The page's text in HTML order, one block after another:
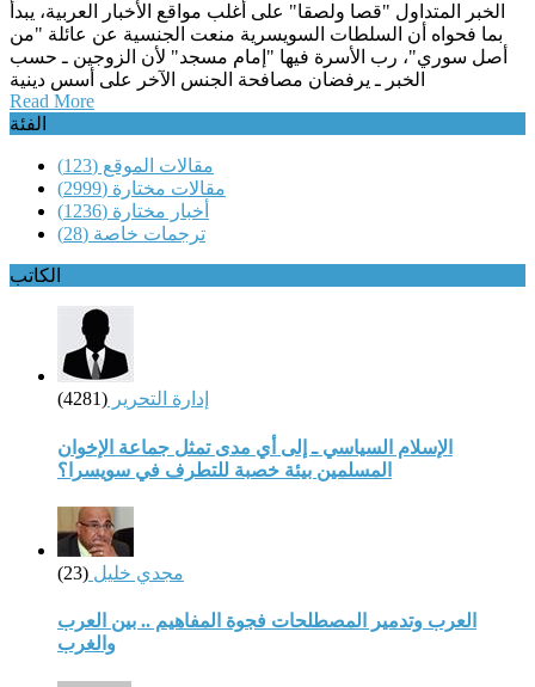
الخبر المتداول "قصا ولصقا" على أغلب مواقع الأخبار العربية، يبدأ
بما فحواه أن السلطات السويسرية منعت الجنسية عن عائلة "من
أصل سوري"، رب الأسرة فيها "إمام مسجد" لأن الزوجين ـ حسب
الخبر ـ يرفضان مصافحة الجنس الآخر على أسس دينية
Read More
الفئة
مقالات الموقع (123)
مقالات مختارة (2999)
أخبار مختارة (1236)
ترجمات خاصة (28)
الكاتب
إدارة التحرير (4281)
الإسلام السياسي ـ إلى أي مدى تمثل جماعة الإخوان
المسلمين بيئة خصبة للتطرف في سويسرا؟
مجدي خليل (23)
العرب وتدمير المصطلحات فجوة المفاهيم .. بين العرب
والغرب